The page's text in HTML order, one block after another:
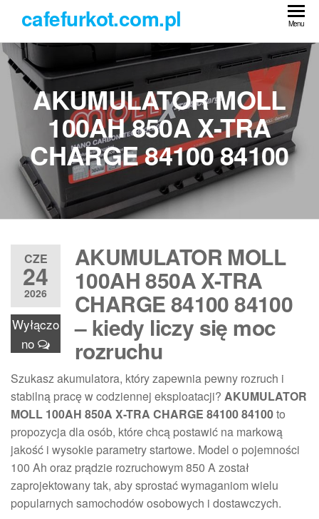
treści
cafefurkot.com.pl Menu
AKUMULATOR MOLL
100AH 850A X-TRA
CHARGE 84100 84100
CZE
24
2026
Wyłączo
no
AKUMULATOR MOLL
100AH 850A X-TRA
CHARGE 84100 84100
– kiedy liczy się moc
rozruchu
Szukasz akumulatora, który zapewnia pewny rozruch i
stabilną pracę w codziennej eksploatacji? AKUMULATOR
MOLL 100AH 850A X-TRA CHARGE 84100 84100to
propozycja dla osób, które chcą postawić na markową
jakość i wysokie parametry startowe. Model o pojemności
100 Ah oraz prądzie rozruchowym 850 A został
zaprojektowany tak, aby sprostać wymaganiom wielu
popularnych samochodów osobowych i dostawczych.